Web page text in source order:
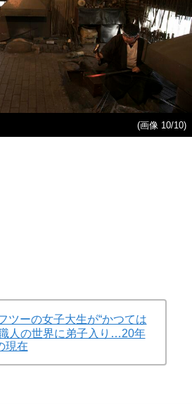
(画像 10/10)
ツーの女子大生が“かつては
人の世界に弟子入り…20年
現在